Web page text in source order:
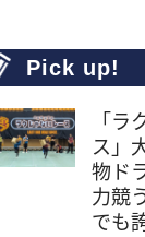
Pick up!
「
ス」
物ド
力競
でも